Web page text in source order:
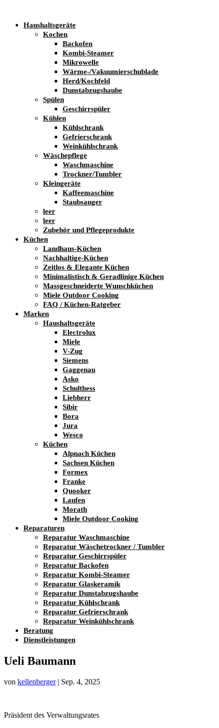
Haushaltsgeräte
Kochen
Backofen
Kombi-Steamer
Mikrowelle
Wärme-/Vakuumierschublade
Herd/Kochfeld
Dunstabzugshaube
Spülen
Geschirrspüler
Kühlen
Kühlschrank
Gefrierschrank
Weinkühlschrank
Wäschepflege
Waschmaschine
Trockner/Tumbler
Kleingeräte
Kaffeemaschine
Staubsauger
leer
leer
Zubehör und Pflegeprodukte
Küchen
Landhaus-Küchen
Nachhaltige-Küchen
Zeitlos & Elegante Küchen
Minimalistisch & Geradlinige Küchen
Massgeschneiderte Wunschküchen
Miele Outdoor Cooking
FAQ / Küchen-Ratgeber
Marken
Haushaltsgeräte
Electrolux
Miele
V-Zug
Siemens
Gaggenau
Asko
Schulthess
Liebherr
Sibir
Bora
Jura
Wesco
Küchen
Alpnach Küchen
Sachsen Küchen
Formex
Franke
Quooker
Laufen
Morath
Miele Outdoor Cooking
Reparaturen
Reparatur Waschmaschine
Reparatur Wäschetrockner / Tumbler
Reparatur Geschirrspüler
Reparatur Backofen
Reparatur Kombi-Steamer
Reparatur Glaskeramik
Reparatur Dunstabzugshaube
Reparatur Kühlschrank
Reparatur Gefrierschrank
Reparatur Weinkühlschrank
Beratung
Dienstleistungen
Ueli Baumann
von kellenberger| Sep. 4, 2025
Präsident des Verwaltungsrates